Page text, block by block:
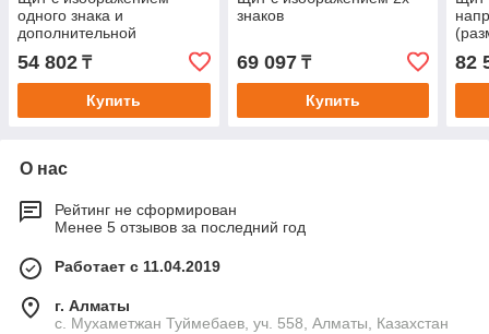
одного знака и
дополнительной
табличкой
54 802 ₸
Купить
знаков
69 097₸
Купить
82
О нас
Рейтинг не сформирован
Менее 5 отзывов за последний год
Работает с 11.04.2019
г. Алматы
с. Мухаметжан Туймебаев, уч. 558, Алматы, Казахстан